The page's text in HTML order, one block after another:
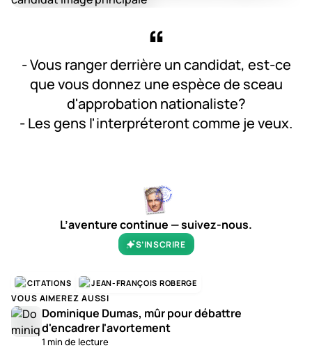
- Vous ranger derrière un candidat, est-ce
que vous donnez une espèce de sceau
d'approbation nationaliste?
- Les gens l'interpréteront comme je veux.
L’aventure continue — suivez-nous.
S’INSCRIRE
CITATIONS JEAN-FRANÇOIS ROBERGE
VOUS AIMEREZ AUSSI
Dominique Dumas, mûr pour débattre
d'encadrer l'avortement
1 min de lecture